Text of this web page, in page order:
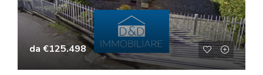
da €125.498